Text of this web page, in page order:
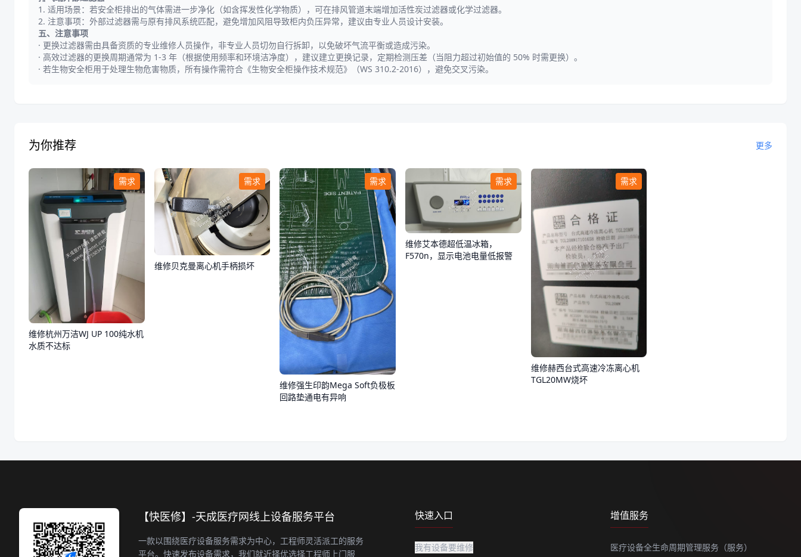
1. 适用场景：若安全柜排出的气体需进一步净化（如含挥发性化学物质），可在排风管道末端增加活性炭过滤器或化学过滤器。
2. 注意事项：外部过滤器需与原有排风系统匹配，避免增加风阻导致柜内负压异常，建议由专业人员设计安装。
五、注意事项
· 更换过滤器需由具备资质的专业维修人员操作，非专业人员切勿自行拆卸，以免破坏气流平衡或造成污染。
· 高效过滤器的更换周期通常为 1-3 年（根据使用频率和环境洁净度），建议建立更换记录，定期检测压差（当阻力超过初始值的 50% 时需更换）。
· 若生物安全柜用于处理生物危害物质，所有操作需符合《生物安全柜操作技术规范》（WS 310.2-2016），避免交叉污染。
为你推荐 更多
需求
维修杭州万洁WJ UP 100纯水机
水质不达标
需求
维修贝克曼离心机手柄损坏
需求
维修强生印韵Mega Soft负极板
回路垫通电有异响
需求
维修艾本德超低温冰箱，
F570n，显示电池电量低报警
需求
维修赫西台式高速冷冻离心机
TGL20MW烧坏
【快医修】-天成医疗网线上设备服务平台
一款以围绕医疗设备服务需求为中心，工程师灵活派工的服务
平台。快速发布设备需求，我们就近择优选择工程师上门服
快速入口
我有设备要维修
增值服务
医疗设备全生命周期管理服务（服务）